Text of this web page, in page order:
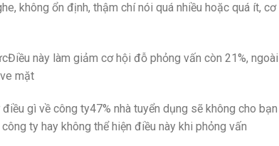
không ổn định, thậm chí nói quá nhiều hoặc quá ít,
này làm giảm cơ hội đỗ phỏng vấn còn 21%,
mặt
gì về công ty47% nhà tuyển dụng sẽ không cho
ty hay không thể hiện điều này khi phỏng vấn